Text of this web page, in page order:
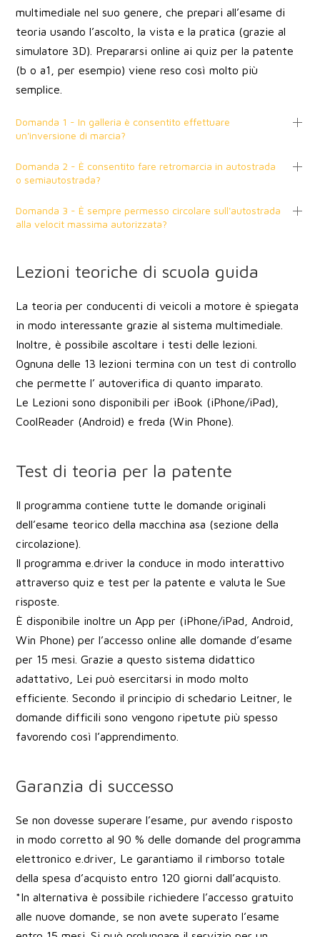
multimediale nel suo genere, che prepari all’esame di
teoria usando l’ascolto, la vista e la pratica (grazie al
simulatore 3D). Prepararsi online ai quiz per la patente
(b o a1, per esempio) viene reso così molto più
semplice.
Domanda 1 - In galleria è consentito effettuare
un'inversione di marcia?
Domanda 2 - È consentito fare retromarcia in autostrada
o semiautostrada?
Domanda 3 - È sempre permesso circolare sull'autostrada
alla velocit massima autorizzata?
Lezioni teoriche di scuola guida
La teoria per conducenti di veicoli a motore è spiegata
in modo interessante grazie al sistema multimediale.
Inoltre, è possibile ascoltare i testi delle lezioni.
Ognuna delle 13 lezioni termina con un test di controllo
che permette l’ autoverifica di quanto imparato.
Le Lezioni sono disponibili per iBook (iPhone/iPad),
CoolReader (Android) e freda (Win Phone).
Test di teoria per la patente
Il programma contiene tutte le domande originali
dell’esame teorico della macchina asa (sezione della
circolazione).
Il programma e.driver la conduce in modo interattivo
attraverso quiz e test per la patente e valuta le Sue
risposte.
È disponibile inoltre un App per (iPhone/iPad, Android,
Win Phone) per l’accesso online alle domande d’esame
per 15 mesi. Grazie a questo sistema didattico
adattativo, Lei può esercitarsi in modo molto
efficiente. Secondo il principio di schedario Leitner, le
domande difficili sono vengono ripetute più spesso
favorendo così l’apprendimento.
Garanzia di successo
Se non dovesse superare l’esame, pur avendo risposto
in modo corretto al 90 % delle domande del programma
elettronico e.driver, Le garantiamo il rimborso totale
della spesa d’acquisto entro 120 giorni dall’acquisto.
*In alternativa è possibile richiedere l’accesso gratuito
alle nuove domande, se non avete superato l’esame